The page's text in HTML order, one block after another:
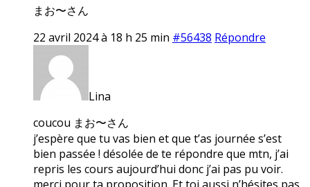
まお〜さん
22 avril 2024 à 18 h 25 min #56438 Répondre
Lina
coucou まお〜さん
j’espère que tu vas bien et que t’as journée s’est
bien passée ! désolée de te répondre que mtn, j’ai
repris les cours aujourd’hui donc j’ai pas pu voir.